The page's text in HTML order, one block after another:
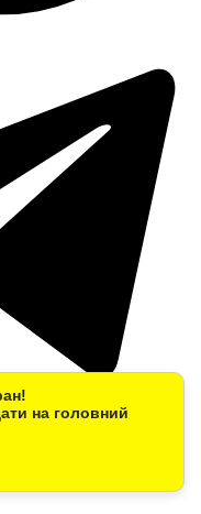
на головний